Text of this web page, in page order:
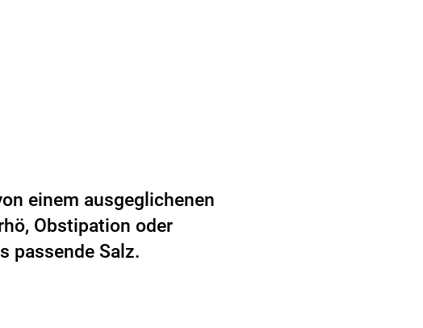
einem ausgeglichenen
Obstipation oder
passende Salz.